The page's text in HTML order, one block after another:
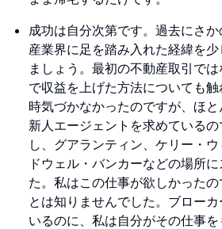
成功は自分次第です。過去にさ
産業界に足を踏み入れた経緯を
ましょう。最初の不動産取引で
で収益を上げた方法についても
時気づかなかったのですが、ほ
新人エージェントを求めている
し、グアランティン、ケリー・
ドウェル・バンカーなどの場所
た。私はこの仕事が欲しかった
とは知りませんでした。ブロー
いるのに、私は自分がその仕事